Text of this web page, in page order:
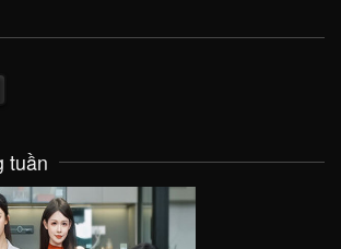
tuần